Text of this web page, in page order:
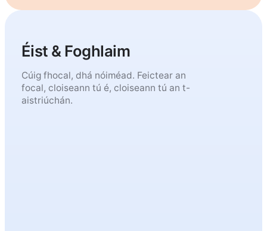
Éist & Foghlaim
Cúig fhocal, dhá nóiméad. Feictear an
focal, cloiseann tú é, cloiseann tú an t-
aistriúchán.